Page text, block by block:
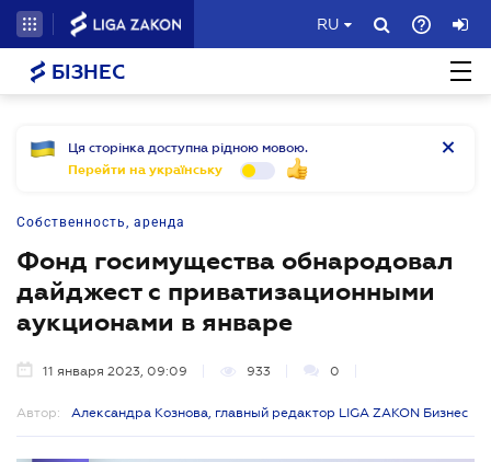
RU
БІЗНЕС
Ця сторінка доступна рідною мовою.
Перейти на українську
Собственность, аренда
Фонд госимущества обнародовал
дайджест с приватизационными
аукционами в январе
11 января 2023, 09:09 933 0
Автор: Александра Кознова, главный редактор LIGA ZAKON Бизнес